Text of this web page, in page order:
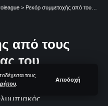
τους
Αποδοχή
> Ρεκόρ συμμετοχής από τους κατόχους διαρκείας του Ολυμπιακού για το Final Four
από τους
του
Final Four